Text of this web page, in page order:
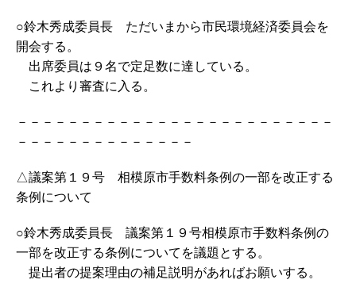
○鈴木秀成委員長 ただいまから市民環境経済委員会を
開会する。
出席委員は９名で定足数に達している。
これより審査に入る。
－－－－－－－－－－－－－－－－－－－－－－－－－
－－－－－－－－－－－－－－
△議案第１９号 相模原市手数料条例の一部を改正する
条例について
○鈴木秀成委員長 議案第１９号相模原市手数料条例の
一部を改正する条例についてを議題とする。
提出者の提案理由の補足説明があればお願いする。